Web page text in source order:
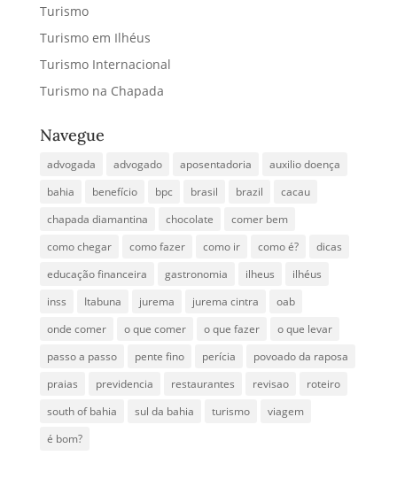
Turismo
Turismo em Ilhéus
Turismo Internacional
Turismo na Chapada
Navegue
advogada advogado aposentadoria
auxilio doença
bahia
benefício bpc brasil brazil
cacau
chapada diamantina
chocolate
comer bem
como chegar
como fazer como ir como é?
dicas
educação financeira
gastronomia ilheus
ilhéus
inss
Itabuna jurema jurema cintra
oab
onde comer
o que comer o que fazer
o que levar
passo a passo
pente fino perícia
povoado da raposa
praias
previdencia restaurantes revisao
roteiro
south of bahia
sul da bahia turismo
viagem
é bom?